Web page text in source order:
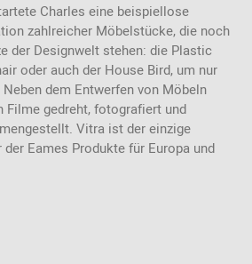
Charles eine beispiellose
zahlreicher Möbelstücke, die noch
der Designwelt stehen: die Plastic
oder auch der House Bird, um nur
dem Entwerfen von Möbeln
Filme gedreht, fotografiert und
Vitra ist der einzige
Eames Produkte für Europa und